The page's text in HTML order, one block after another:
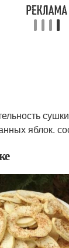
яблок.